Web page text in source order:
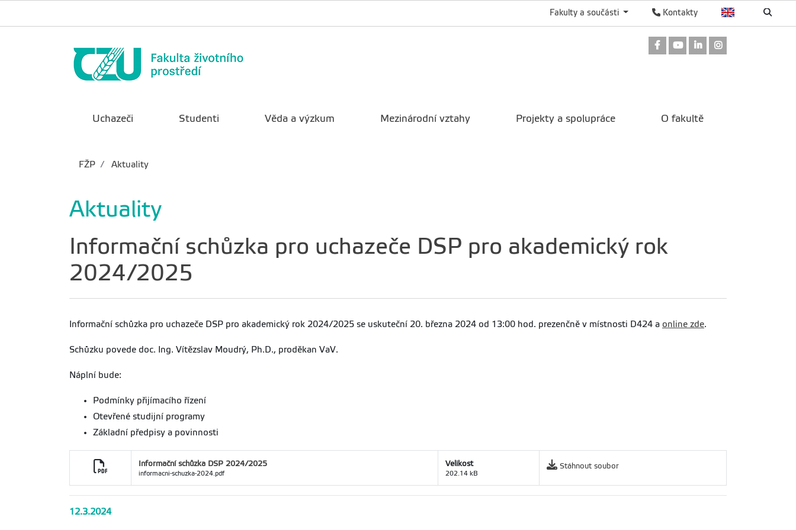
Kontakty
Fakulty a součásti
Odkaz na Facebook
Odkaz na Youtube
Odkaz na LinkedIn
Uchazeči Studenti Věda a výzkum Mezinárodní vztahy Projekty a spolupráce O fakultě
FŽP Aktuality
Aktuality
Informační schůzka pro uchazeče DSP pro akademický rok
2024/2025
Informační schůzka pro uchazeče DSP pro akademický rok 2024/2025 se uskuteční 20. března 2024 od 13:00 hod. prezenčně v místnosti D424 a online zde.
Schůzku povede doc. Ing. Vítězslav Moudrý, Ph.D., proděkan VaV.
Náplní bude:
Podmínky přijímacího řízení
Otevřené studijní programy
Základní předpisy a povinnosti
Informační schůzka DSP 2024/2025
informacni-schuzka-2024.pdf
Velikost
202.14 kB
Stáhnout soubor
12.3.2024